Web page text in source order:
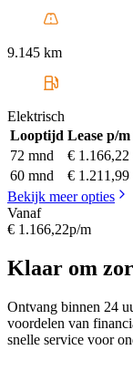
9.145 km
Elektrisch
Looptijd Lease p/m
72 mnd
€ 1.166,22
60 mnd
€ 1.211,99
Bekijk meer opties
Vanaf
€ 1.166,22p/m
Klaar om
Ontvang binnen 24
voordelen van
snelle service voor